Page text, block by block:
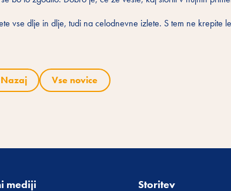
vse dlje in dlje, tudi na celodnevne izlete. S tem ne krepite
Nazaj Vse novice
mediji Storitev